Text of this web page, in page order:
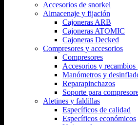
Accesorios de snorkel
Almacenaje y fijación
Cajoneras ARB
Cajoneras ATOMIC
Cajoneras Decked
Compresores y accesorios
Compresores
Accesorios y recambios
Manómetros y
Reparapinchazos
Soporte para
Aletines y faldillas
Específicos de calidad
Específicos económicos